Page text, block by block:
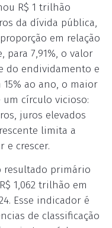
R$ 1 trilhão
da dívida pública,
em relação
para 7,91%, o valor
do endividamento e
ao ano, o maior
um círculo vicioso:
juros elevados
limita a
e crescer.
resultado primário
1,062 trilhão em
Esse indicador é
de classificação